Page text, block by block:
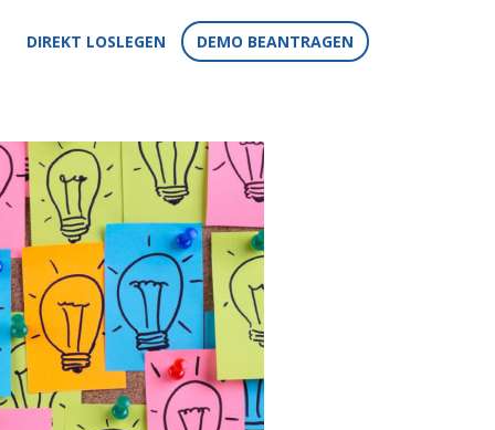
DIREKT LOSLEGEN DEMO BEANTRAGEN